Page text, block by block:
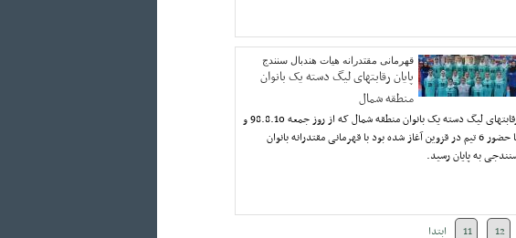
قهرمانی مقتدرانه هیات هندبال سنندج
پایان رقابتهای لیگ دسته یک بانوان
منطقه شمال
رقابتهای لیگ دسته یک بانوان منطقه شمال که از روز جمعه 98.8.10 و
با حضور 6 تیم در قزوین آغاز شده بود با قهرمانی مقتدرانه بانوان
به پایان رسید.
11 12 ابتدا